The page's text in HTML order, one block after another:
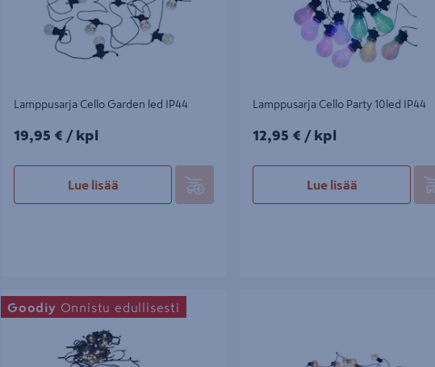
Lamppusarja Cello Garden led IP44
19,95€/kpl
19,95 € / kpl
Lue lisää
Lamppusarja Cello Party 10led IP44
12,95€/kpl
12,95 € / kpl
Lue lisää
Valosarja Goodiy 140led IP44
Goodiy Onnistu edullisesti